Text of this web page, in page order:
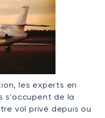
les experts en
s'occupent de la
vol privé depuis ou